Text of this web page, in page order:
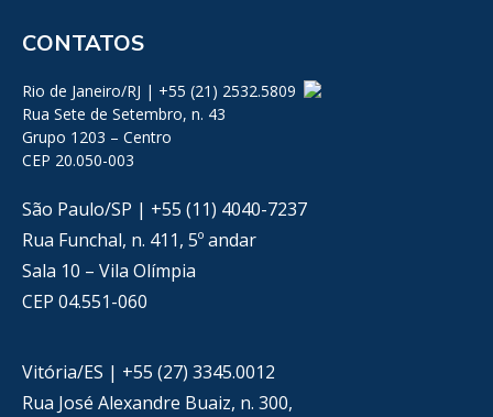
CONTATOS
Rio de Janeiro/RJ | +55 (21) 2532.5809
Rua Sete de Setembro, n. 43
Grupo 1203 – Centro
CEP 20.050-003
São Paulo/SP | +55 (11) 4040-7237
Rua Funchal, n. 411, 5º andar
Sala 10 – Vila Olímpia
CEP 04.551-060
Vitória/ES | +55 (27) 3345.0012
Rua José Alexandre Buaiz, n. 300,